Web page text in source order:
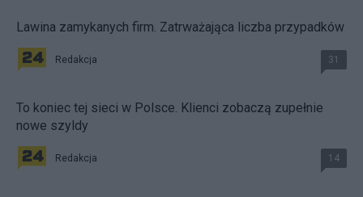
Lawina zamykanych firm. Zatrważająca liczba przypadków
Redakcja 31
To koniec tej sieci w Polsce. Klienci zobaczą zupełnie
nowe szyldy
Redakcja 14